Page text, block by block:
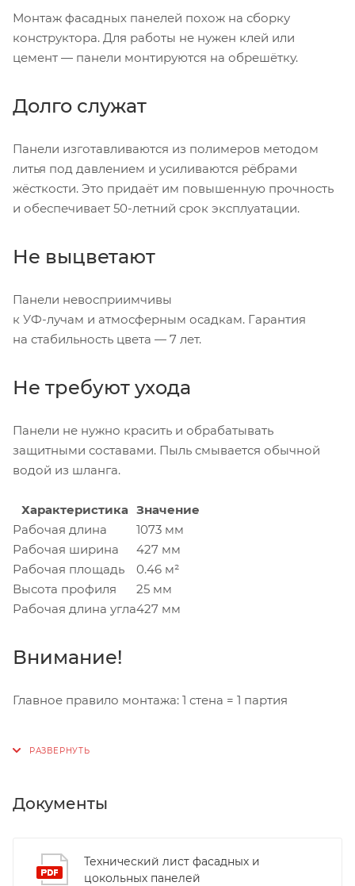
Монтаж фасадных панелей похож на сборку
конструктора. Для работы не нужен клей или
цемент — панели монтируются на обрешётку.
Долго служат
Панели изготавливаются из полимеров методом
литья под давлением и усиливаются рёбрами
жёсткости. Это придаёт им повышенную прочность
и обеспечивает 50-летний срок эксплуатации.
Не выцветают
Панели невосприимчивы
к УФ-лучам и атмосферным осадкам. Гарантия
на стабильность цвета — 7 лет.
Не требуют ухода
Панели не нужно красить и обрабатывать
защитными составами. Пыль смывается обычной
водой из шланга.
Характеристика Значение
Рабочая длина
1073 мм
Рабочая ширина
427 мм
Рабочая площадь
0.46 м²
Высота профиля
25 мм
Рабочая длина угла427 мм
Внимание!
Главное правило монтажа: 1 стена = 1 партия
Документы
Технический лист фасадных и
цокольных панелей